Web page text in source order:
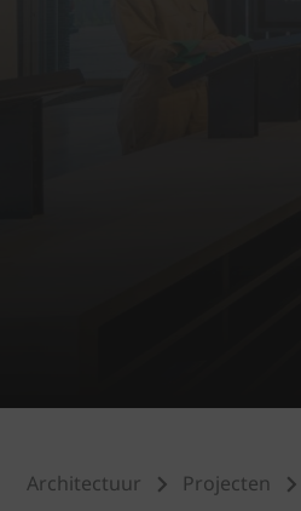
Architectuur Projecten